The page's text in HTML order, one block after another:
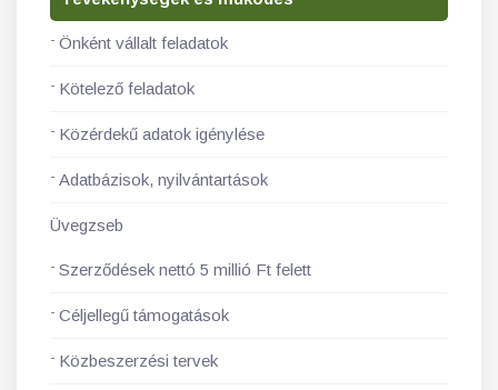
Önként vállalt feladatok
Kötelező feladatok
Közérdekű adatok igénylése
Adatbázisok, nyilvántartások
Üvegzseb
Szerződések nettó 5 millió Ft felett
Céljellegű támogatások
Közbeszerzési tervek